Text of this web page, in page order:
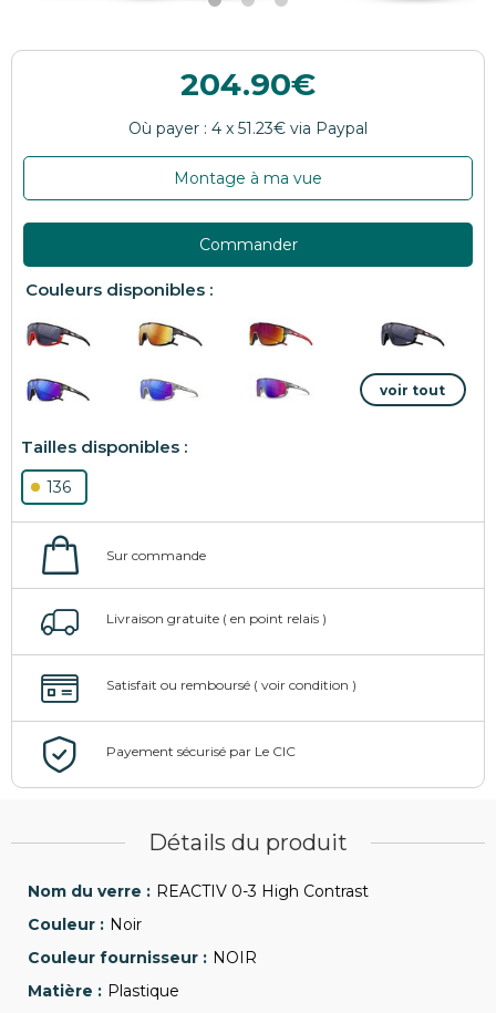
204.90
Montage à ma vue
Commander
136
Détails du produit
REACTIV 0-3 High Contrast
Noir
NOIR
Plastique